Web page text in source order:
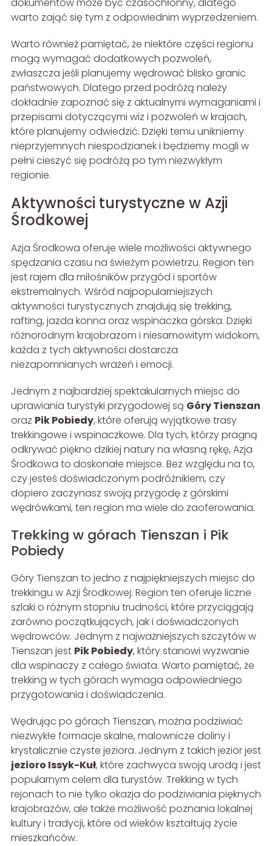
warto zająć się tym z odpowiednim wyprzedzeniem.
Warto również pamiętać, że niektóre części regionu
mogą wymagać dodatkowych pozwoleń,
zwłaszcza jeśli planujemy wędrować blisko granic
państwowych. Dlatego przed podróżą należy
dokładnie zapoznać się z aktualnymi wymaganiami i
przepisami dotyczącymi wiz i pozwoleń w krajach,
które planujemy odwiedzić. Dzięki temu unikniemy
nieprzyjemnych niespodzianek i będziemy mogli w
pełni cieszyć się podróżą po tym niezwykłym
regionie.
Aktywności turystyczne w Azji
Środkowej
Azja Środkowa oferuje wiele możliwości aktywnego
spędzania czasu na świeżym powietrzu. Region ten
jest rajem dla miłośników przygód i sportów
ekstremalnych. Wśród najpopularniejszych
aktywności turystycznych znajdują się trekking,
rafting, jazda konna oraz wspinaczka górska. Dzięki
różnorodnym krajobrazom i niesamowitym widokom,
każda z tych aktywności dostarcza
niezapomnianych wrażeń i emocji.
Jednym z najbardziej spektakularnych miejsc do
uprawiania turystyki przygodowej są Góry Tienszan
oraz Pik Pobiedy, które oferują wyjątkowe trasy
trekkingowe i wspinaczkowe. Dla tych, którzy pragną
odkrywać piękno dzikiej natury na własną rękę, Azja
Środkowa to doskonałe miejsce. Bez względu na to,
czy jesteś doświadczonym podróżnikiem, czy
dopiero zaczynasz swoją przygodę z górskimi
wędrówkami, ten region ma wiele do zaoferowania.
Trekking w górach Tienszan i Pik
Pobiedy
Góry Tienszan to jedno z najpiękniejszych miejsc do
trekkingu w Azji Środkowej. Region ten oferuje liczne
szlaki o różnym stopniu trudności, które przyciągają
zarówno początkujących, jak i doświadczonych
wędrowców. Jednym z najważniejszych szczytów w
Tienszan jest Pik Pobiedy, który stanowi wyzwanie
dla wspinaczy z całego świata. Warto pamiętać, że
trekking w tych górach wymaga odpowiedniego
przygotowania i doświadczenia.
Wędrując po górach Tienszan, można podziwiać
niezwykłe formacje skalne, malownicze doliny i
krystalicznie czyste jeziora. Jednym z takich jezior jest
jezioro Issyk-Kuł, które zachwyca swoją urodą i jest
popularnym celem dla turystów. Trekking w tych
rejonach to nie tylko okazja do podziwiania pięknych
krajobrazów, ale także możliwość poznania lokalnej
kultury i tradycji, które od wieków kształtują życie
mieszkańców.